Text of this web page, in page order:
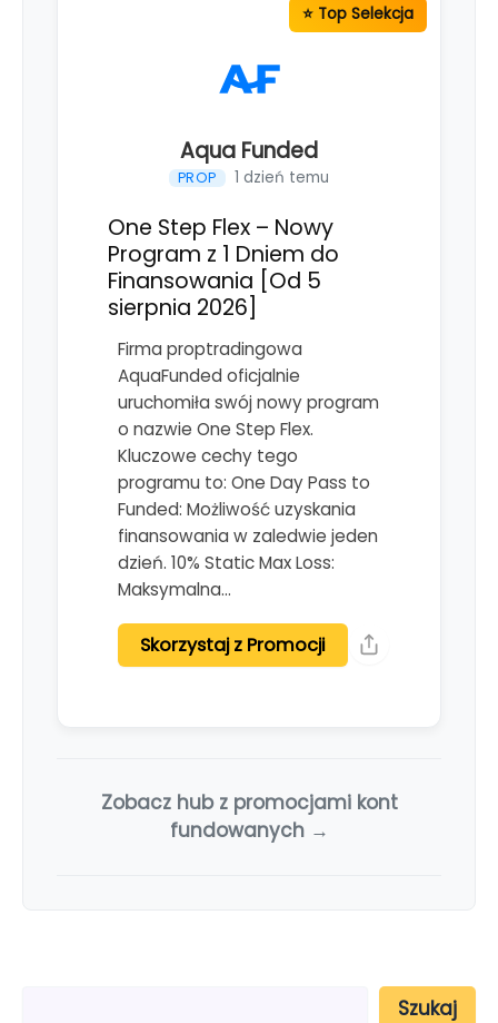
Aqua Funded
PROP 1 dzień temu
One Step Flex – Nowy
Program z 1 Dniem do
Finansowania [Od 5
sierpnia 2026]
Firma proptradingowa
AquaFunded oficjalnie
uruchomiła swój nowy program
o nazwie One Step Flex.
Kluczowe cechy tego
programu to: One Day Pass to
Funded: Możliwość uzyskania
finansowania w zaledwie jeden
dzień. 10% Static Max Loss:
Maksymalna…
Skorzystaj z Promocji
Zobacz hub z promocjami kont
fundowanych →
Szukaj